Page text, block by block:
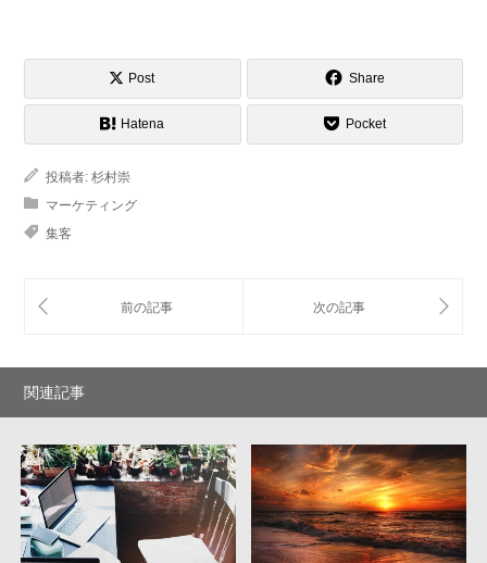
Post Share
Hatena Pocket
投稿者: 杉村崇
マーケティング
集客
関連記事